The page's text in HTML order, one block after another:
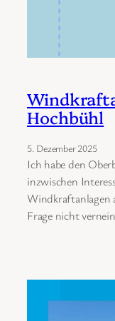
Hochbühl
5. Dezember 2025
Ich habe den
inzwischen
Windkraftanlagen
Frage nicht